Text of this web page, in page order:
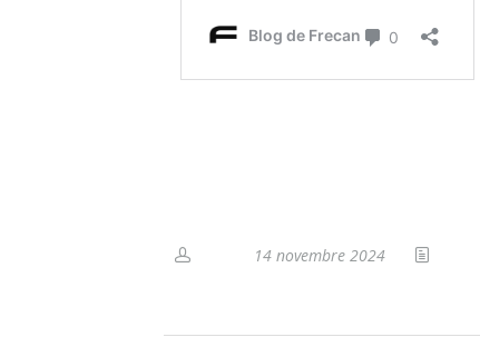
14 novembre 2024